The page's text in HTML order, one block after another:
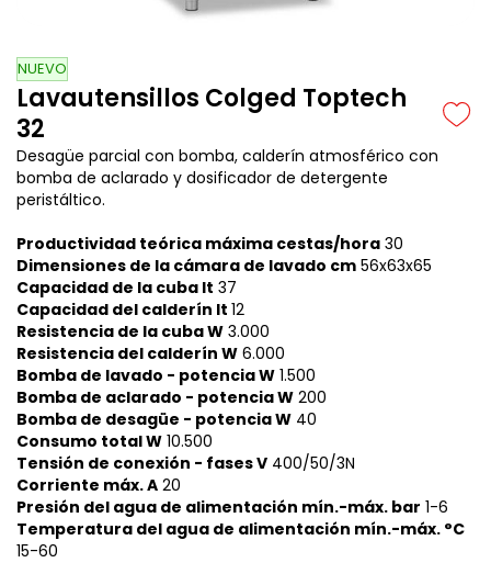
NUEVO
Lavautensillos Colged Toptech
32
Desagüe parcial con bomba, calderín atmosférico con
bomba de aclarado y dosificador de detergente
peristáltico.
Productividad teórica máxima cestas/hora 30
Dimensiones de la cámara de lavado cm 56x63x65
Capacidad de la cuba lt 37
Capacidad del calderín lt 12
Resistencia de la cuba W 3.000
Resistencia del calderín W 6.000
Bomba de lavado - potencia W 1.500
Bomba de aclarado - potencia W 200
Bomba de desagüe - potencia W 40
Consumo total W 10.500
Tensión de conexión - fases V 400/50/3N
Corriente máx. A 20
Presión del agua de alimentación mín.-máx. bar 1-6
Temperatura del agua de alimentación mín.-máx. °C
15-60